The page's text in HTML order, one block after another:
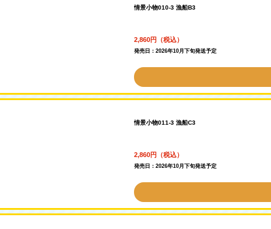
情景小物010-3 漁船B3
2,860円（税込）
発売日：2026年10月下旬発送予定
情景小物011-3 漁船C3
2,860円（税込）
発売日：2026年10月下旬発送予定